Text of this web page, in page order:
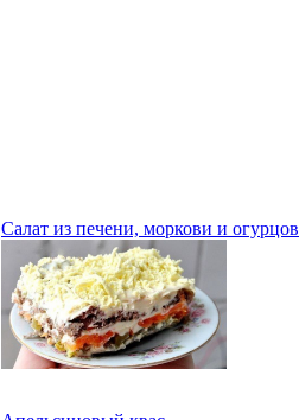
Салат из печени, моркови и огурцов